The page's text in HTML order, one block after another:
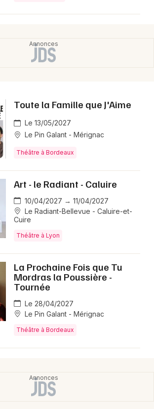
Toute la Famille que J'Aime
Le 13/05/2027
Le Pin Galant - Mérignac
Théâtre à Bordeaux
Art - le Radiant - Caluire
10/04/2027 → 11/04/2027
Le Radiant-Bellevue - Caluire-et-
Cuire
Théâtre à Lyon
La Prochaine Fois que Tu
Mordras la Poussière -
Tournée
Le 28/04/2027
Le Pin Galant - Mérignac
Théâtre à Bordeaux